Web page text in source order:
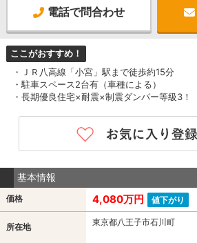
電話で問合わせ
ここがおすすめ！
・ＪＲ八高線「小宮」駅まで徒歩約15分
・駐車スペース2台有（車種による）
・長期優良住宅×耐震×制震ダンパー等級3！
基本情報
価格 4,080万円 値下がり
所在地 東京都八王子市石川町